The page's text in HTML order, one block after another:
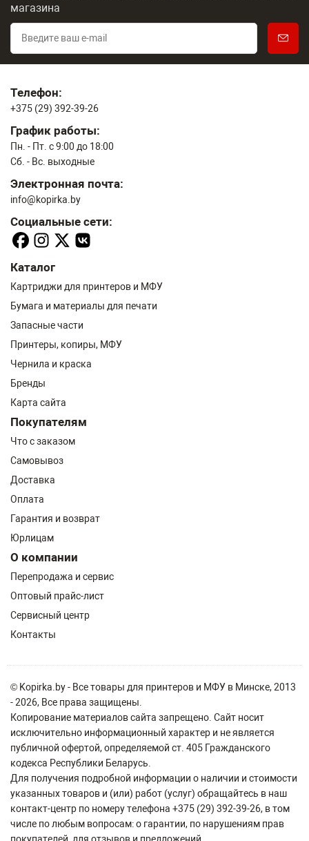
магазина
Телефон:
+375 (29) 392-39-26
График работы:
Пн. - Пт. с 9:00 до 18:00
Сб. - Вс. выходные
Электронная почта:
info@kopirka.by
Социальные сети:
Каталог
Картриджи для принтеров и МФУ
Бумага и материалы для печати
Запасные части
Принтеры, копиры, МФУ
Чернила и краска
Бренды
Карта сайта
Покупателям
Что с заказом
Самовывоз
Доставка
Оплата
Гарантия и возврат
Юрлицам
О компании
Перепродажа и сервис
Оптовый прайс-лист
Сервисный центр
Контакты
© Kopirka.by - Все товары для принтеров и МФУ в Минске, 2013
- 2026, Все права защищены.
Копирование материалов сайта запрещено. Сайт носит
исключительно информационный характер и не является
публичной офертой, определяемой ст. 405 Гражданского
кодекса Республики Беларусь.
Для получения подробной информации о наличии и стоимости
указанных товаров и (или) работ (услуг) обращайтесь в наш
контакт-центр по номеру телефона +375 (29) 392-39-26, в том
числе по любым вопросам: о гарантии, по нарушениям прав
покупателей, для отзывов и предложений.